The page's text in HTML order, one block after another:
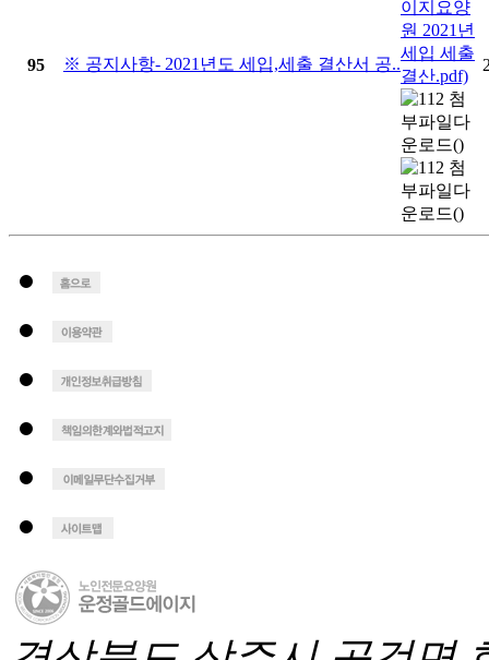
95 ※ 공지사항- 2021년도 세입,세출 결산서 공..